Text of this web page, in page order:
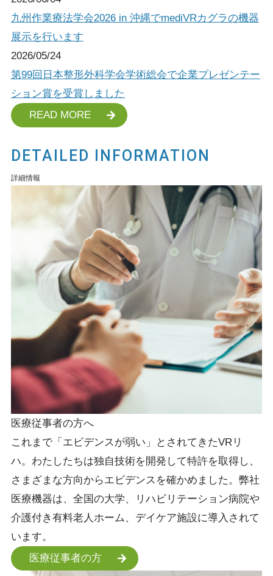
九州作業療法学会2026 in 沖縄でmediVRカグラの機器
展示を行います
2026/05/24
第99回日本整形外科学会学術総会で企業プレゼンテー
ション賞を受賞しました
READ MORE
DETAILED INFORMATION
詳細情報
医療従事者の方へ
これまで「エビデンスが弱い」とされてきたVRリ
ハ。わたしたちは独自技術を開発して特許を取得し、
さまざまな方向からエビデンスを確かめました。弊社
医療機器は、全国の大学、リハビリテーション病院や
介護付き有料老人ホーム、デイケア施設に導入されて
います。
医療従事者の方